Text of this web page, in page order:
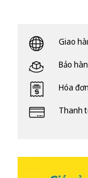
Giao
Bảo
Hóa
Thanh